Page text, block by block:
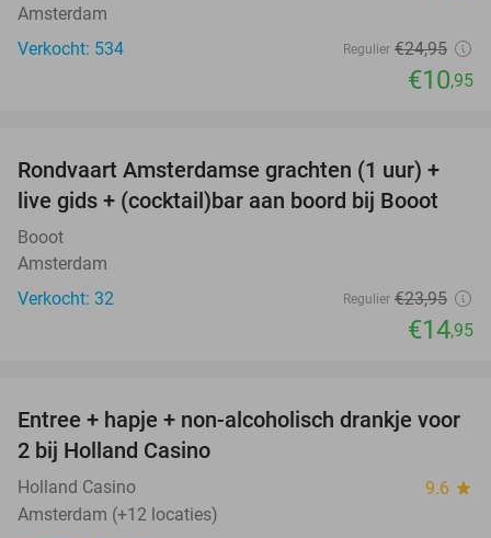
Amsterdam
Verkocht: 534
Regulier €24,95
€10,95
38%
Rondvaart Amsterdamse grachten (1 uur) +
live gids + (cocktail)bar aan boord bij Booot
Booot
Amsterdam
Verkocht: 32
Regulier €23,95
€14,95
52%
Entree + hapje + non-alcoholisch drankje voor
2 bij Holland Casino
Holland Casino 9.6 star
Amsterdam (+12 locaties)